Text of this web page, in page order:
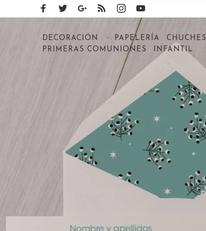
DECORACIÓN PAPELERÍA CHUCHES
PRIMERAS COMUNIONES
INFANTIL